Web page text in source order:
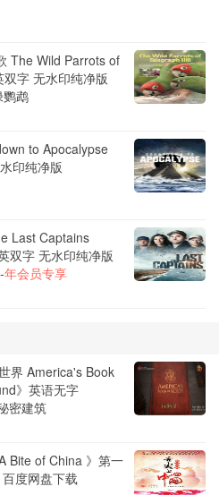
The Wild Parrots of
字 无水印纯净版
鹦鹉
to Apocalypse
印纯净版
Last Captains
双字 无水印纯净版
年会员专享
界 America's Book
》英语无字
密建筑
Bite of China 》第一
度网盘下载